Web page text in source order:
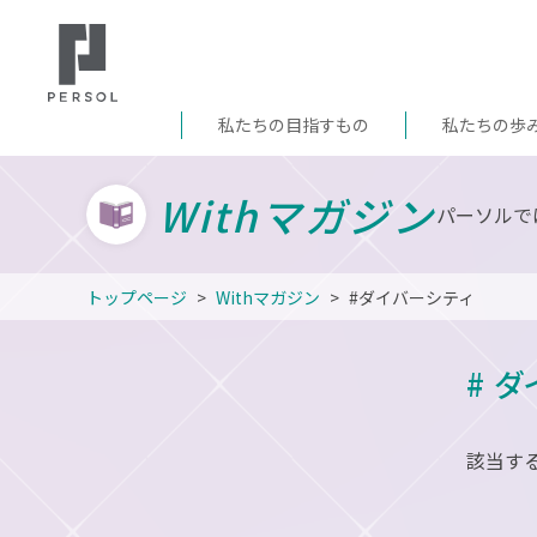
私たちの目指すもの 私たちの歩
Withマガジンパーソル
トップページ Withマガジン #ダイバーシティ
# ダ
該当す